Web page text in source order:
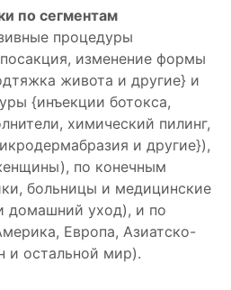
по сегментам
процедуры
изменение формы
живота и другие} и
{инъекции ботокса,
химический пилинг,
и другие}),
по конечным
больницы и медицинские
домашний уход), и по
Европа, Азиатско-
и остальной мир).